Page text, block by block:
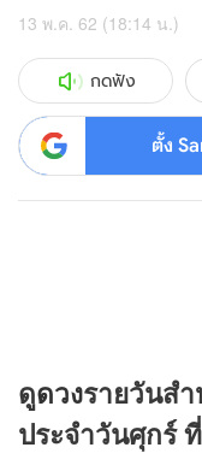
13 พ.ค. 62 (18:14 น.)
กดฟัง
ตั้ง
ดูดวงรายวันส
ประจำวันศุกร์